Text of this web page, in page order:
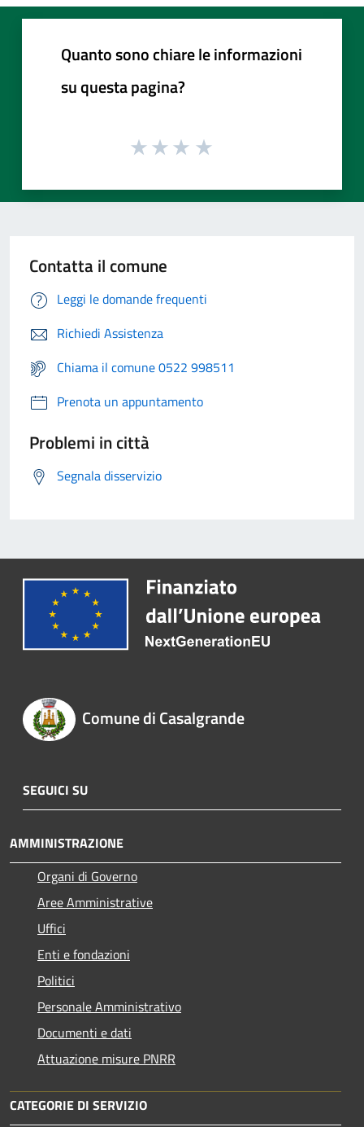
Quanto sono chiare le informazioni
su questa pagina?
Contatta il comune
Leggi le domande frequenti
Richiedi Assistenza
Chiama il comune 0522 998511
Prenota un appuntamento
Problemi in città
Segnala disservizio
Comune di Casalgrande
SEGUICI SU
AMMINISTRAZIONE
Organi di Governo
Aree Amministrative
Uffici
Enti e fondazioni
Politici
Personale Amministrativo
Documenti e dati
Attuazione misure PNRR
CATEGORIE DI SERVIZIO